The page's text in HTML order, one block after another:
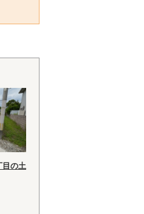
目の土